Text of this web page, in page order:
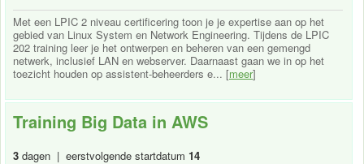
Met een LPIC 2 niveau certificering toon je je expertise aan op het
gebied van Linux System en Network Engineering. Tijdens de LPIC
202 training leer je het ontwerpen en beheren van een gemengd
netwerk, inclusief LAN en webserver. Daarnaast gaan we in op het
toezicht houden op assistent-beheerders e... [meer]
Training Big Data in AWS
3 dagen | eerstvolgende startdatum 14